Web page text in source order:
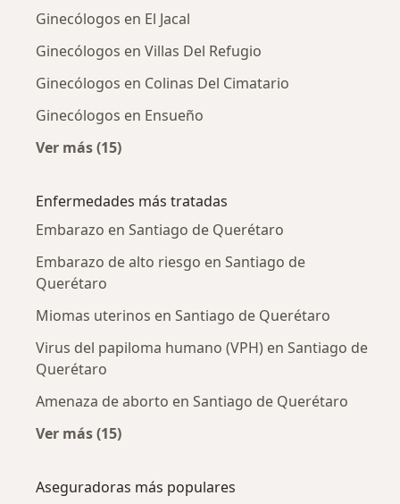
Ginecólogos en El Jacal
Ginecólogos en Villas Del Refugio
Ginecólogos en Colinas Del Cimatario
Ginecólogos en Ensueño
Ver más (15)
Enfermedades más tratadas
Embarazo en Santiago de Querétaro
Embarazo de alto riesgo en Santiago de
Querétaro
Miomas uterinos en Santiago de Querétaro
Virus del papiloma humano (VPH) en Santiago de
Querétaro
Amenaza de aborto en Santiago de Querétaro
Ver más (15)
Aseguradoras más populares